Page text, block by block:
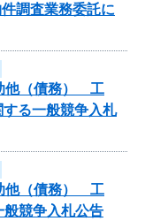
調査業務委託に
他（債務） 工
る一般競争入札
他（債務） 工
競争入札公告